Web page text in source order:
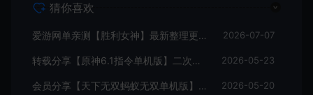
猜你喜欢
爱游网单亲测【胜利女神】最新整理更新第7版148.10.5NIKKE胜利女神妮姬单机版方舟活动148版本官服GM可无限抽卡全剧情免虚拟机一键端视频安装教学 2026-07-07
转载分享【原神6.1指令单机版】二次元网游单机版 指令模拟端 登录 战斗 地图 魔物 背包 抽卡 商店 MOD 未亲测图文教学 2026-05-23
会员分享【天下无双蚂蚁无双单机版】最新整理单机版本 带GM命令后台 武侠怀旧网游 免虚拟机一键端 配套视频教学 2026-05-20